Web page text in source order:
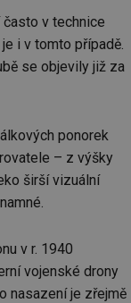
v technice
i v tomto případě.
se objevily již za
ponorek
– z výšky
širší vizuální
v r. 1940
vojenské drony
nasazení je zřejmě